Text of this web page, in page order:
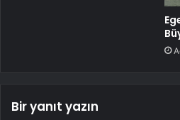
Bir yanıt yazın